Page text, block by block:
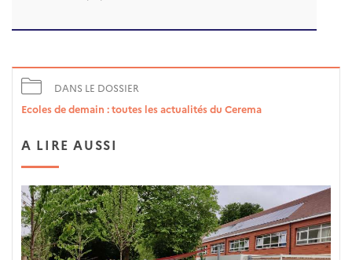
DANS LE DOSSIER
Ecoles de demain : toutes les actualités du Cerema
A LIRE AUSSI